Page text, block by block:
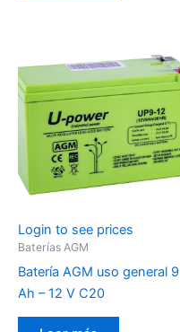
Login to see prices
Baterías AGM
Batería AGM uso general 9
Ah – 12 V C20